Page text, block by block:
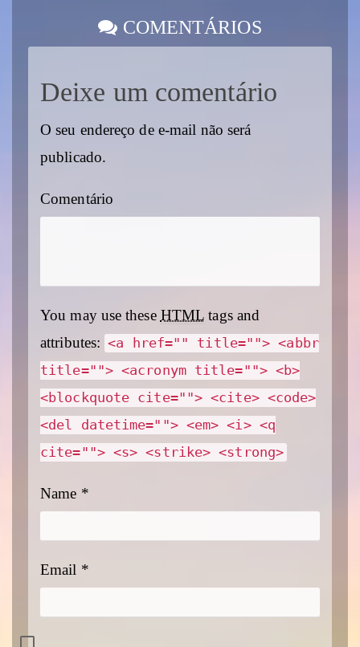
COMENTÁRIOS
Deixe um comentário
O seu endereço de e-mail não será
publicado.
Comentário
You may use these HTML tags and
attributes: <a href="" title=""> <abbr
title=""> <acronym title=""> <b>
<blockquote cite=""> <cite> <code>
<del datetime=""> <em> <i> <q
cite=""> <s> <strike> <strong>
Name *
Email *